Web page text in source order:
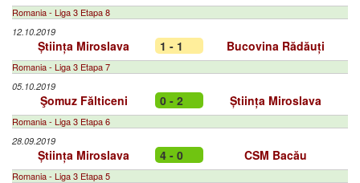
Romania - Liga 3 Etapa 8
12.10.2019
Știința Miroslava 1 - 1 Bucovina Rădăuți
Romania - Liga 3 Etapa 7
05.10.2019
Şomuz Fălticeni 0 - 2 Știința Miroslava
Romania - Liga 3 Etapa 6
28.09.2019
Știința Miroslava 4 - 0 CSM Bacău
Romania - Liga 3 Etapa 5